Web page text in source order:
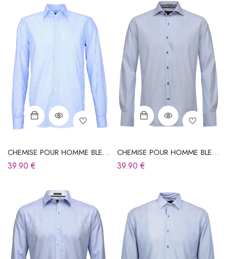
CHEMISE POUR HOMME BLEU
CIEL À RAYURES
39.90€
CHEMISE POUR HOMME BLEU
CIEL À RAYURES
39.90€